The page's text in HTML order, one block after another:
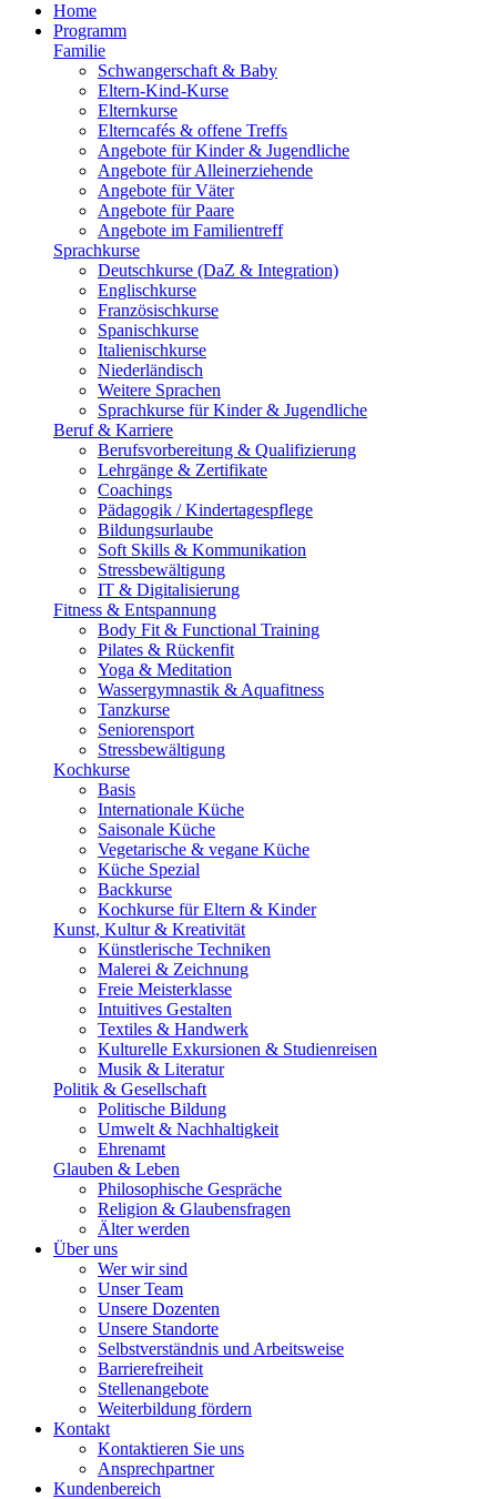
Home
Programm
Familie
Schwangerschaft & Baby
Eltern-Kind-Kurse
Elternkurse
Elterncafés & offene Treffs
Angebote für Kinder & Jugendliche
Angebote für Alleinerziehende
Angebote für Väter
Angebote für Paare
Angebote im Familientreff
Sprachkurse
Deutschkurse (DaZ & Integration)
Englischkurse
Französischkurse
Spanischkurse
Italienischkurse
Niederländisch
Weitere Sprachen
Sprachkurse für Kinder & Jugendliche
Beruf & Karriere
Berufsvorbereitung & Qualifizierung
Lehrgänge & Zertifikate
Coachings
Pädagogik / Kindertagespflege
Bildungsurlaube
Soft Skills & Kommunikation
Stressbewältigung
IT & Digitalisierung
Fitness & Entspannung
Body Fit & Functional Training
Pilates & Rückenfit
Yoga & Meditation
Wassergymnastik & Aquafitness
Tanzkurse
Seniorensport
Stressbewältigung
Kochkurse
Basis
Internationale Küche
Saisonale Küche
Vegetarische & vegane Küche
Küche Spezial
Backkurse
Kochkurse für Eltern & Kinder
Kunst, Kultur & Kreativität
Künstlerische Techniken
Malerei & Zeichnung
Freie Meisterklasse
Intuitives Gestalten
Textiles & Handwerk
Kulturelle Exkursionen & Studienreisen
Musik & Literatur
Politik & Gesellschaft
Politische Bildung
Umwelt & Nachhaltigkeit
Ehrenamt
Glauben & Leben
Philosophische Gespräche
Religion & Glaubensfragen
Älter werden
Über uns
Wer wir sind
Unser Team
Unsere Dozenten
Unsere Standorte
Selbstverständnis und Arbeitsweise
Barrierefreiheit
Stellenangebote
Weiterbildung fördern
Kontakt
Kontaktieren Sie uns
Ansprechpartner
Kundenbereich